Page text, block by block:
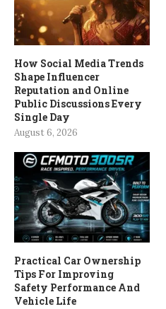
How Social Media Trends
Shape Influencer
Reputation and Online
Public Discussions Every
Single Day
August 6, 2026
Practical Car Ownership
Tips For Improving
Safety Performance And
Vehicle Life